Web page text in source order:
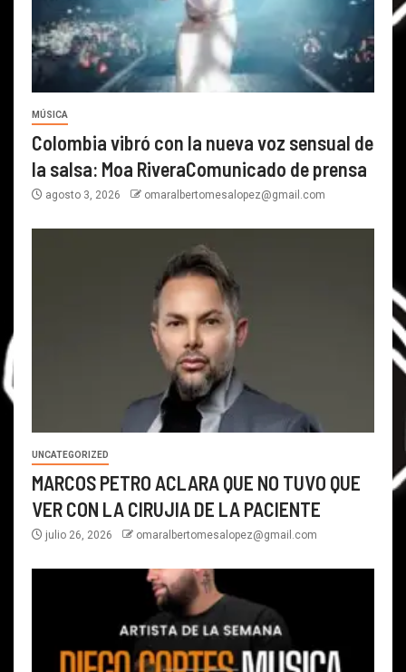
MÚSICA
Colombia vibró con la nueva voz sensual de
la salsa: Moa RiveraComunicado de prensa
agosto 3, 2026 omaralbertomesalopez@gmail.com
UNCATEGORIZED
MARCOS PETRO ACLARA QUE NO TUVO QUE
VER CON LA CIRUJIA DE LA PACIENTE
julio 26, 2026 omaralbertomesalopez@gmail.com